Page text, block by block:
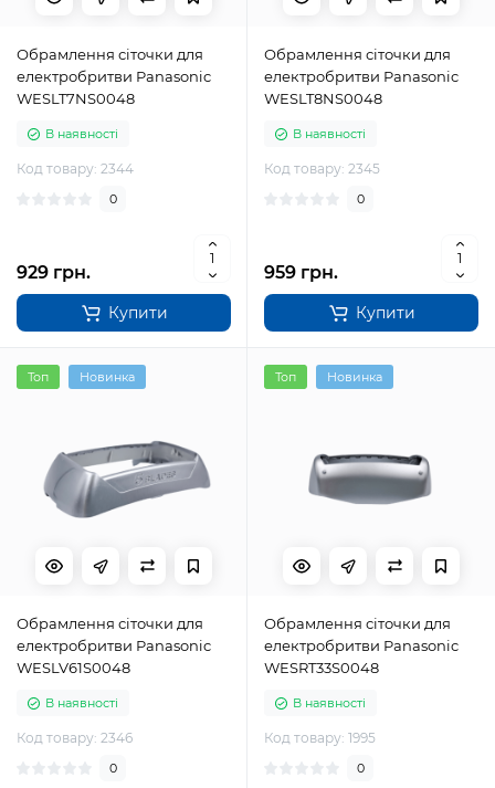
Обрамлення сіточки для
електробритви Panasonic
WESLT7NS0048
В наявності
Код товару: 2344
0
929 грн.
Купити
Обрамлення сіточки для
електробритви Panasonic
WESLT8NS0048
В наявності
Код товару: 2345
0
959 грн.
Купити
Топ Новинка
Обрамлення сіточки для
електробритви Panasonic
WESLV61S0048
В наявності
Код товару: 2346
0
Топ Новинка
Обрамлення сіточки для
електробритви Panasonic
WESRT33S0048
В наявності
Код товару: 1995
0